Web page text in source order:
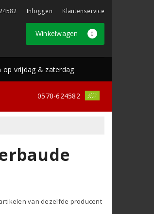
Inloggen Klantenservice
Winkelwagen 0
op vrijdag & zaterdag
0570-624582
van dezelfde producent